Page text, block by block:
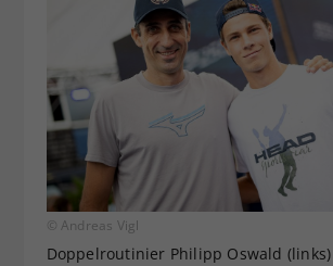
© Andreas Vigl
Doppelroutinier Philipp Oswald